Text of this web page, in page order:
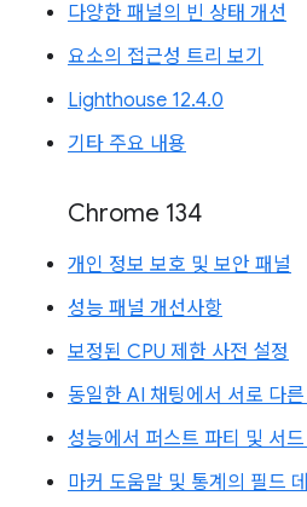
다양한 패널의 빈 상태 개선
요소의 접근성 트리 보기
Lighthouse 12.4.0
기타 주요 내용
Chrome 134
개인 정보 보호 및 보안 패널
성능 패널 개선사항
보정된 CPU 제한 사전 설정
동일한 AI 채팅에서 서로 다
성능에서 퍼스트 파티 및 서
마커 도움말 및 통계의 필드